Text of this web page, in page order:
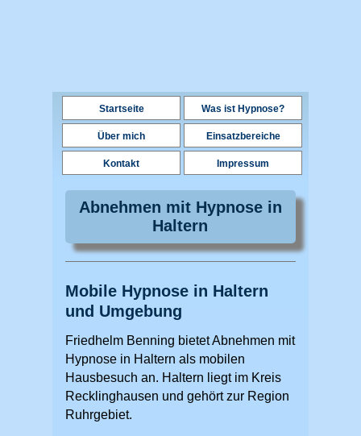
Startseite Was ist Hypnose?
Über mich Einsatzbereiche
Kontakt Impressum
Abnehmen mit Hypnose in
Haltern
Mobile Hypnose in Haltern
und Umgebung
Friedhelm Benning bietet Abnehmen mit
Hypnose in Haltern als mobilen
Hausbesuch an. Haltern liegt im Kreis
Recklinghausen und gehört zur Region
Ruhrgebiet.